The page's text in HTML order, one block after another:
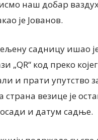
наш добар
је Јованов.
садницу ишао
„QR“ код преко
и прати упутство
страна везице је
и датум садње.